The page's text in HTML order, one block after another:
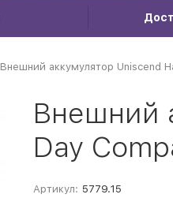
Внешний аккумулятор Uniscend
Внешний
Day
Артикул: 5779.15